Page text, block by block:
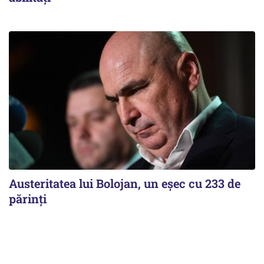
Austeritatea lui Bolojan, un eșec cu 233 de
părinți